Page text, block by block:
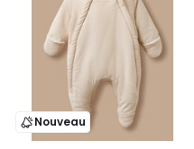
Nouveau